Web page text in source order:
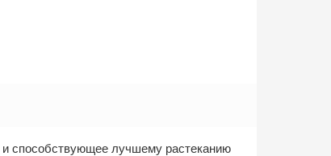
способствующее лучшему растеканию